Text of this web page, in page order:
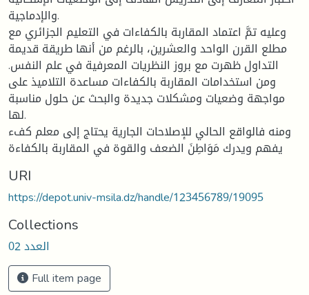
والإدماجية.
وعليه تمَّ اعتماد المقاربة بالكفاءات في التعليم الجزائري مع
مطلع القرن الواحد والعشرين، بالرغم من أنها طريقة قديمة
التداول ظهرت مع بروز النظريات المعرفية في علم النفس.
ومن استخدامات المقاربة بالكفاءات مساعدة التلاميذ على
مواجهة وضعيات ومشكلات جديدة والبحث عن حلول مناسبة
لها.
ومنه فالواقع الحالي للإصلاحات الجارية يحتاج إلى معلم كفء
يفهم ويدرك مَوَاطِنَ الضعف والقوة في المقاربة بالكفاءة
URI
https://depot.univ-msila.dz/handle/123456789/19095
Collections
العدد 02
Full item page